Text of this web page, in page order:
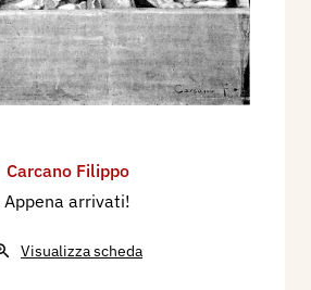
Carcano Filippo
Appena arrivati!
Visualizza scheda